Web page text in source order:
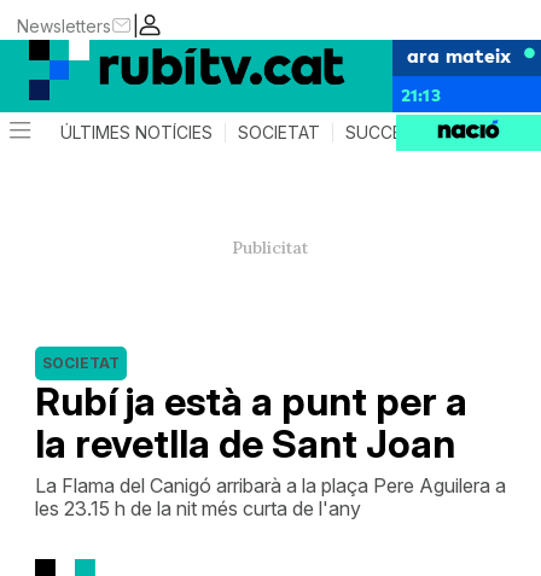
|
Newsletters
ara mateix
21:13
ÚLTIMES NOTÍCIES SOCIETAT SUCCESSOS
Rubí ja està a punt per a
la revetlla de Sant Joan
SOCIETAT
La Flama del Canigó arribarà a la plaça Pere Aguilera a
les 23.15 h de la nit més curta de l'any